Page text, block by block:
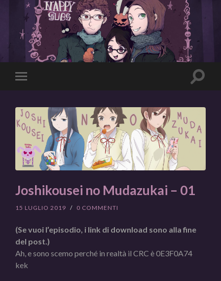
Toggle
Toggle
Joshikousei no Mudazukai – 01
15 LUGLIO 2019 / 0 COMMENTI
(Se vuoi l’episodio, i link di download sono alla fine
del post.)
Ah, e sono scemo perché in realtà il CRC è 0E3F0A74
kek